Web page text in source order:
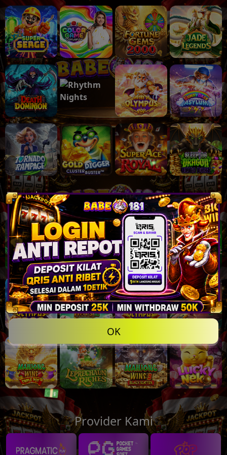
OK
Populer Lihat lebih banyak
Provider Kami
💸
💸
💵